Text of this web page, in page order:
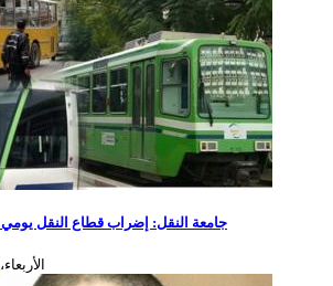
جامعة النقل: إضراب قطاع النقل يومي 25 و26 جانفي مازال قائما
الأربعاء، 28 ديسمبر، 2022 - 11:23